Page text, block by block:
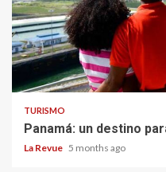
TURISMO
Panamá: un destino
La Revue 5 months ago